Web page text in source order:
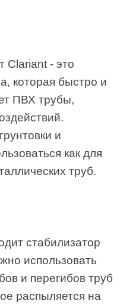
Clariant - это
которая быстро и
ПВХ трубы,
и
как для
труб.
стабилизатор
использовать
и перегибов труб
распыляется на